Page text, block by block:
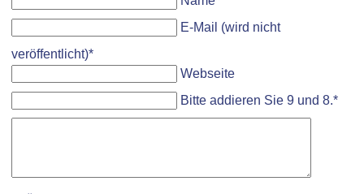
Pflichtfeld
E-Mail (wird nicht
veröffentlicht)*
Webseite
Bitte addieren Sie 9 und 8.*